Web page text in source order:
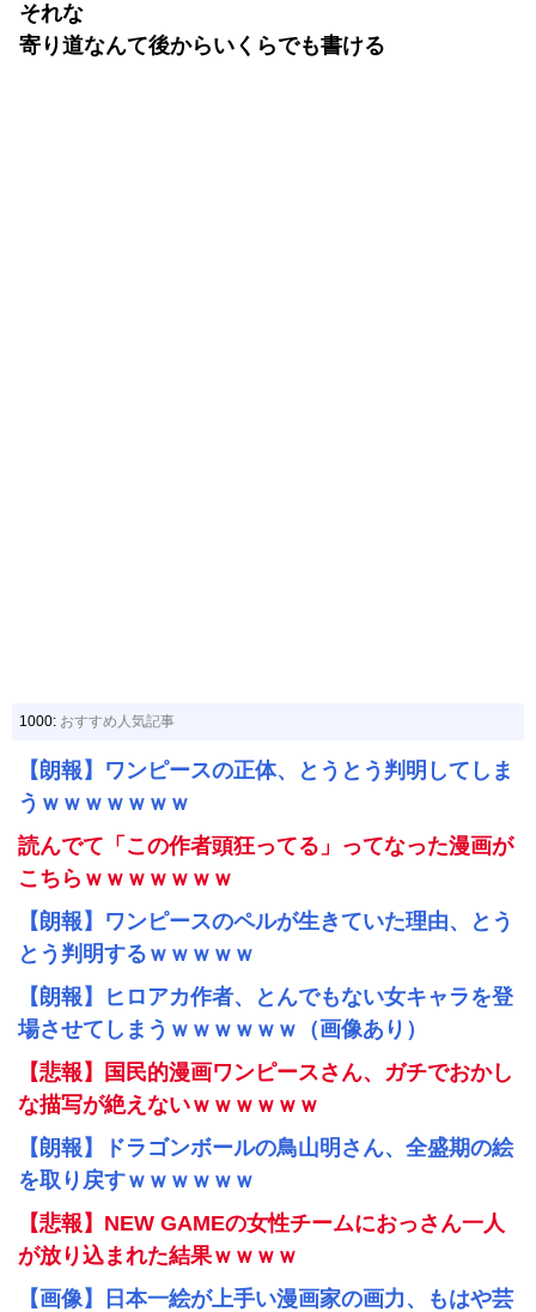
それな
寄り道なんて後からいくらでも書ける
1000: おすすめ人気記事
【朗報】ワンピースの正体、とうとう判明してしま
うｗｗｗｗｗｗｗ
読んでて「この作者頭狂ってる」ってなった漫画が
こちらｗｗｗｗｗｗｗ
【朗報】ワンピースのペルが生きていた理由、とう
とう判明するｗｗｗｗｗ
【朗報】ヒロアカ作者、とんでもない女キャラを登
場させてしまうｗｗｗｗｗｗ（画像あり）
【悲報】国民的漫画ワンピースさん、ガチでおかし
な描写が絶えないｗｗｗｗｗｗ
【朗報】ドラゴンボールの鳥山明さん、全盛期の絵
を取り戻すｗｗｗｗｗｗ
【悲報】NEW GAMEの女性チームにおっさん一人
が放り込まれた結果ｗｗｗｗ
【画像】日本一絵が上手い漫画家の画力、もはや芸